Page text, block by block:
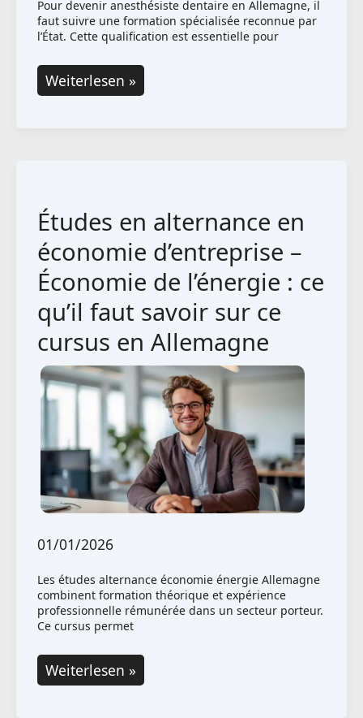
Pour devenir anesthésiste dentaire en Allemagne, il
faut suivre une formation spécialisée reconnue par
l’État. Cette qualification est essentielle pour
Devenir
anesthésiste
voie
à
suivre
en
Allemagne
Weiterlesen »
Études en alternance en
économie d’entreprise –
Économie de l’énergie : ce
qu’il faut savoir sur ce
cursus en Allemagne
01/01/2026
Les études alternance économie énergie Allemagne
combinent formation théorique et expérience
professionnelle rémunérée dans un secteur porteur.
Ce cursus permet
Études
en
Weiterlesen »